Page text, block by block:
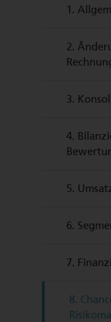
1.
2.
3.
4.
5.
6.
7.
8.